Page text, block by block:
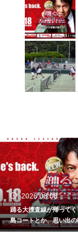
2026.08.07
全敗とか、収穫とか。